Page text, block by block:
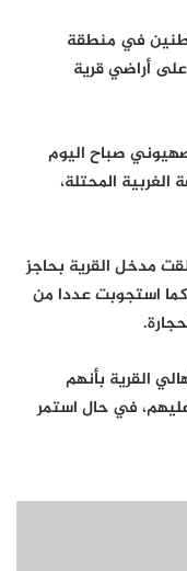
في منطقة
أراضي قرية
صباح اليوم
المحتلة،
مدخل القرية بحاجز
استجوبت عددا من
القرية بأنهم
في حال استمر